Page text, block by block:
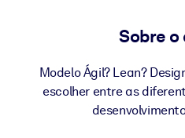
Sobre o
Modelo Ágil? Lean?
escolher entre as